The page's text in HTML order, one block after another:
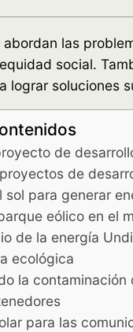
abordan las
social.
lograr soluciones
de
de
sol para generar
eólico en el
de la energía
ecológica
la contaminación
para las